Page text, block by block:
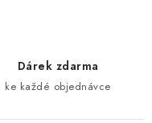
Dárek zdarma
ke každé objednávce